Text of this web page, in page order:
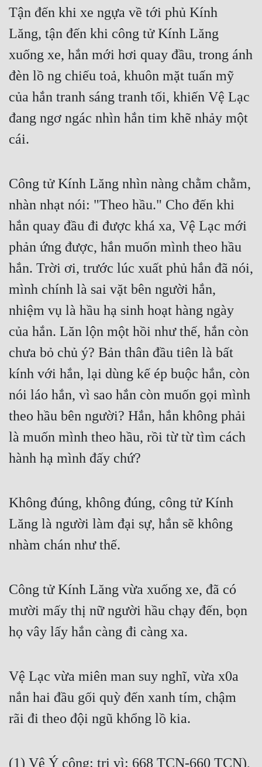
Tận đến khi xe ngựa về tới phủ Kính
Lăng, tận đến khi công tử Kính Lăng
xuống xe, hắn mới hơi quay đầu, trong ánh
đèn lồ ng chiếu toả, khuôn mặt tuấn mỹ
của hắn tranh sáng tranh tối, khiến Vệ Lạc
đang ngơ ngác nhìn hắn tim khẽ nhảy một
cái.
Công tử Kính Lăng nhìn nàng chằm chằm,
nhàn nhạt nói: "Theo hầu." Cho đến khi
hắn quay đầu đi được khá xa, Vệ Lạc mới
phản ứng được, hắn muốn mình theo hầu
hắn. Trời ơi, trước lúc xuất phủ hắn đã nói,
mình chính là sai vặt bên người hắn,
nhiệm vụ là hầu hạ sinh hoạt hàng ngày
của hắn. Lăn lộn một hồi như thế, hắn còn
chưa bỏ chủ ý? Bản thân đầu tiên là bất
kính với hắn, lại dùng kế ép buộc hắn, còn
nói láo hắn, vì sao hắn còn muốn gọi mình
theo hầu bên người? Hắn, hắn không phải
là muốn mình theo hầu, rồi từ từ tìm cách
hành hạ mình đấy chứ?
Không đúng, không đúng, công tử Kính
Lăng là người làm đại sự, hắn sẽ không
nhàm chán như thế.
Công tử Kính Lăng vừa xuống xe, đã có
mười mấy thị nữ người hầu chạy đến, bọn
họ vây lấy hắn càng đi càng xa.
Vệ Lạc vừa miên man suy nghĩ, vừa x0a
nắn hai đầu gối quỳ đến xanh tím, chậm
rãi đi theo đội ngũ khổng lồ kia.
(1) Vệ Ý công: trị vì: 668 TCN-660 TCN),